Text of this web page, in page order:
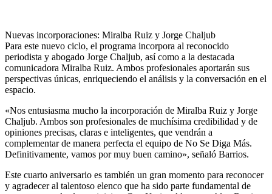
Nuevas incorporaciones: Miralba Ruiz y Jorge Chaljub
Para este nuevo ciclo, el programa incorpora al reconocido
periodista y abogado Jorge Chaljub, así como a la destacada
comunicadora Miralba Ruiz. Ambos profesionales aportarán sus
perspectivas únicas, enriqueciendo el análisis y la conversación en el
espacio.
«Nos entusiasma mucho la incorporación de Miralba Ruiz y Jorge
Chaljub. Ambos son profesionales de muchísima credibilidad y de
opiniones precisas, claras e inteligentes, que vendrán a
complementar de manera perfecta el equipo de No Se Diga Más.
Definitivamente, vamos por muy buen camino», señaló Barrios.
Este cuarto aniversario es también un gran momento para reconocer
y agradecer al talentoso elenco que ha sido parte fundamental de